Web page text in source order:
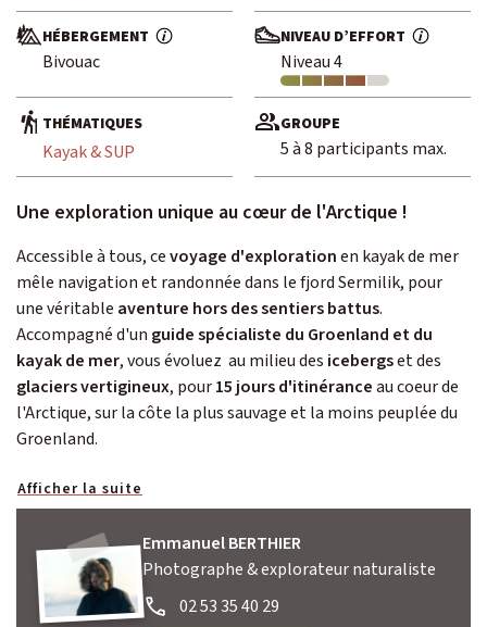
Envie d'une aventure sur-mesure ?
Contactez-nous
Passionné d’observation
animalière ?
Découvrez Escursia
Notre équipe spécialiste des voyages du vivant
HÉBERGEMENT
Bivouac
NIVEAU D’EFFORT
Niveau 4
THÉMATIQUES
Kayak & SUP
GROUPE
5 à 8 participants max.
Une exploration unique au cœur de l'Arctique !
Accessible à tous, cevoyage d'explorationen kayak de mer
mêle navigation et randonnée dans le fjord Sermilik, pour
une véritable aventure hors des sentiers battus.
Accompagné d'un guide spécialiste du Groenland et du
kayak de mer, vous évoluez au milieu des icebergset des
glaciers vertigineux, pour15 jours d'itinéranceau coeur de
l'Arctique, sur la côte la plus sauvage et la moins peuplée du
Groenland.
Afficher la suite
Emmanuel BERTHIER
Photographe & explorateur naturaliste
02 53 35 40 29